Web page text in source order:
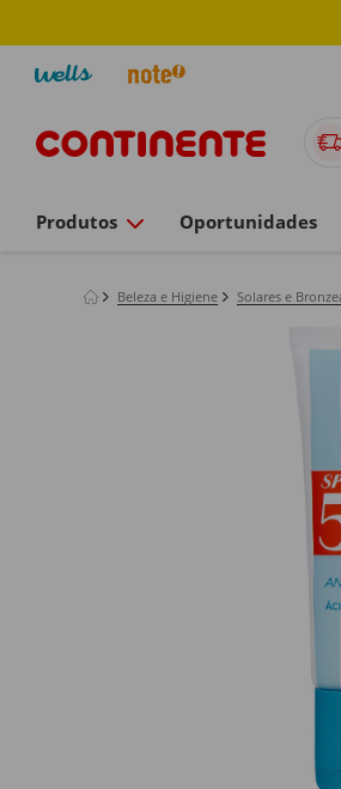
Produtos Oportunidades
Beleza e Higiene Solares e